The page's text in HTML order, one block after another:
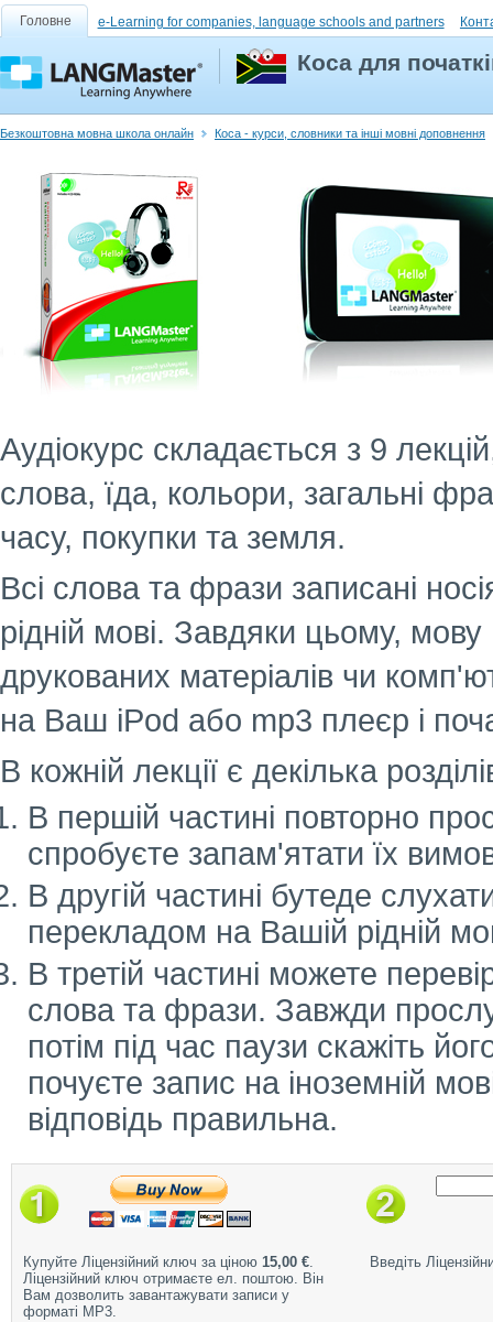
Головне e-Learning for companies, language schools and partners
Коса для
Безкоштовна мовна школа онлайн Коса - курси, словники та інші мовні доповнення
Аудіокурс складається з 9
слова, їда, кольори, загальні
часу, покупки та земля.
Всі слова та фрази записані
рідній мові. Завдяки цьому,
друкованих матеріалів чи
на Ваш iPod або mp3 плеєр і
В кожній лекції є декілька
В першій частині повторно
спробуєте запам'ятати їх
В другій частині бутеде
перекладом на Вашій рідній
В третій частині можете
слова та фрази. Завжди
потім під час паузи скажіть
почуєте запис на іноземній
відповідь правильна.
Купуйте Ліцензійний ключ за ціною 15,00 €.
Ліцензійний ключ отримаєте ел. поштою. Він
Вам дозволить завантажувати записи у
форматі MP3.
Введіть